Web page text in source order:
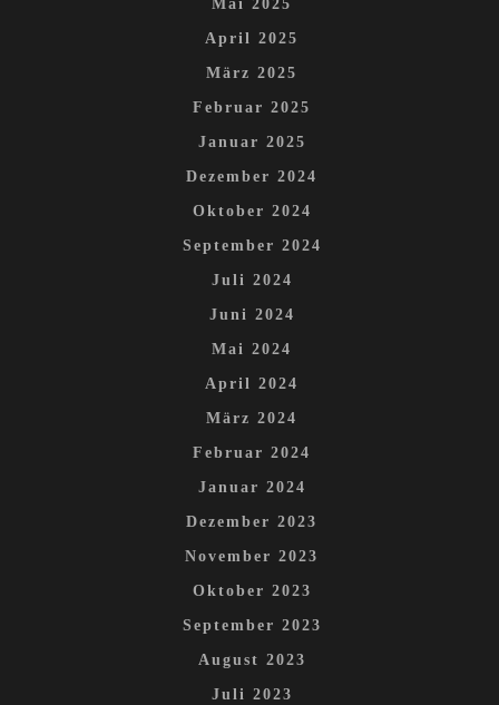
Mai 2025
April 2025
März 2025
Februar 2025
Januar 2025
Dezember 2024
Oktober 2024
September 2024
Juli 2024
Juni 2024
Mai 2024
April 2024
März 2024
Februar 2024
Januar 2024
Dezember 2023
November 2023
Oktober 2023
September 2023
August 2023
Juli 2023